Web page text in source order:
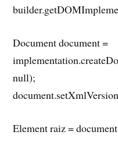
Document document =
null);
Element raiz =